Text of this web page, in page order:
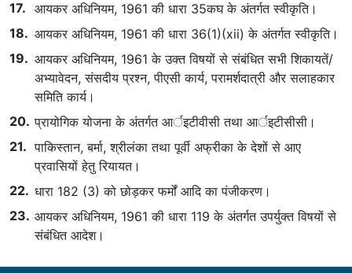
आयकर अधिनियम, 1961 की धारा 35कघ के अंतर्गत स्‍वीकृति।
आयकर अधिनियम, 1961 की धारा 36(1)(xii) के अंतर्गत स्‍वीकृति।
आयकर अधिनियम, 1961 के उक्‍त विषयों से संबंधित सभी शिकायतें/
अभ्यावेदन, संसदीय प्रश्न, पीएसी कार्य, परामर्शदात्री और सलाहकार
समिति कार्य।
प्रायोगिक योजना के अंतर्गत आर्इटीवीसी तथा आर्इटीसीसी।
पाकिस्तान, बर्मा, श्रीलंका तथा पूर्वी अफ्रीका के देशों से आए
प्रवासियों हेतु रियायत।
धारा 182 (3) को छोड़कर फर्मों आदि का पंजीकरण।
आयकर अधिनियम, 1961 की धारा 119 के अंतर्गत उपर्युक्त विषयों से
संबंधित आदेश।